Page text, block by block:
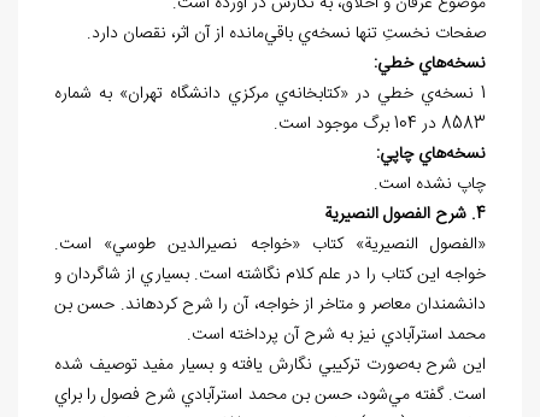
صفحات نخستِ تنها نسخه‌ي باقي‌مانده از آن اثر، نقصان دارد.
نسخههاي خطي:
1 نسخه‌ي خطي در «کتابخانه‌ي مرکزي دانشگاه تهران» به شماره
8583 در 104 برگ موجود است.
نسخههاي چاپي:
چاپ نشده است.
4. شرح الفصول النصيرية
«الفصول النصيرية» کتاب «خواجه نصيرالدين طوسي» است.
خواجه اين کتاب را در علم کلام نگاشته است. بسياري از شاگردان و
دانشمندان معاصر و متاخر از خواجه، آن را شرح کرده⁮اند. حسن بن
محمد استرآبادي نيز به شرح آن پرداخته است.
اين شرح به‌صورت ترکيبي نگارش يافته و بسيار مفيد توصيف شده
است. گفته ‌مي‌شود، حسن بن محمد استرآبادي شرح فصول را براي